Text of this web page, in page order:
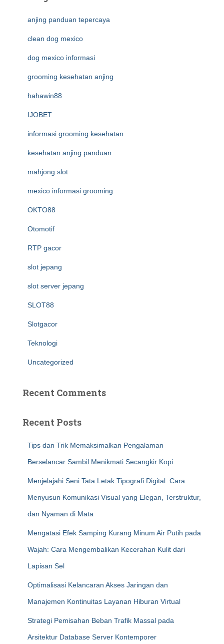
anjing panduan tepercaya
clean dog mexico
dog mexico informasi
grooming kesehatan anjing
hahawin88
IJOBET
informasi grooming kesehatan
kesehatan anjing panduan
mahjong slot
mexico informasi grooming
OKTO88
Otomotif
RTP gacor
slot jepang
slot server jepang
SLOT88
Slotgacor
Teknologi
Uncategorized
Recent Comments
Recent Posts
Tips dan Trik Memaksimalkan Pengalaman
Berselancar Sambil Menikmati Secangkir Kopi
Menjelajahi Seni Tata Letak Tipografi Digital: Cara
Menyusun Komunikasi Visual yang Elegan, Terstruktur,
dan Nyaman di Mata
Mengatasi Efek Samping Kurang Minum Air Putih pada
Wajah: Cara Mengembalikan Kecerahan Kulit dari
Lapisan Sel
Optimalisasi Kelancaran Akses Jaringan dan
Manajemen Kontinuitas Layanan Hiburan Virtual
Strategi Pemisahan Beban Trafik Massal pada
Arsitektur Database Server Kontemporer